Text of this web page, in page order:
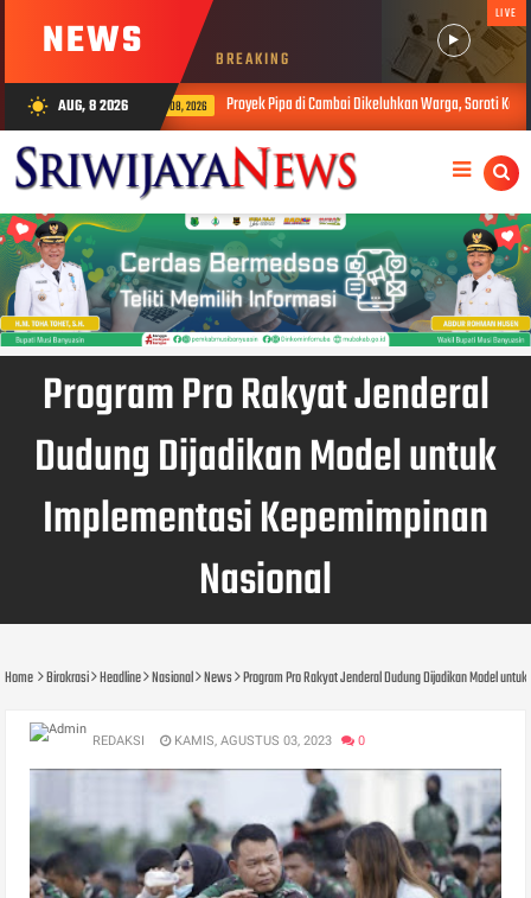
NEWS BREAKING
LIVE
wb_sunny AUG, 8 2026
AUG 08, 2026 Proyek Pipa di Cambai Dikeluhkan Warga, Soroti Keselamatan Kerja dan
Program Pro Rakyat Jenderal
Dudung Dijadikan Model untuk
Implementasi Kepemimpinan
Nasional
Home Birokrasi Headline Nasional News Program Pro Rakyat Jenderal Dudung Dijadikan Model
REDAKSI KAMIS, AGUSTUS 03, 2023 0